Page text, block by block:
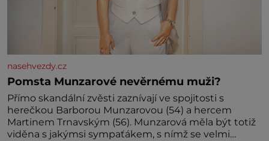
nasehvezdy.cz
Pomsta Munzarové nevěrnému muži?
Přímo skandální zvěsti zaznívají ve spojitosti s
herečkou Barborou Munzarovou (54) a hercem
Martinem Trnavským (56). Munzarová měla být totiž
viděna s jakýmsi sympaťákem, s nímž se velmi